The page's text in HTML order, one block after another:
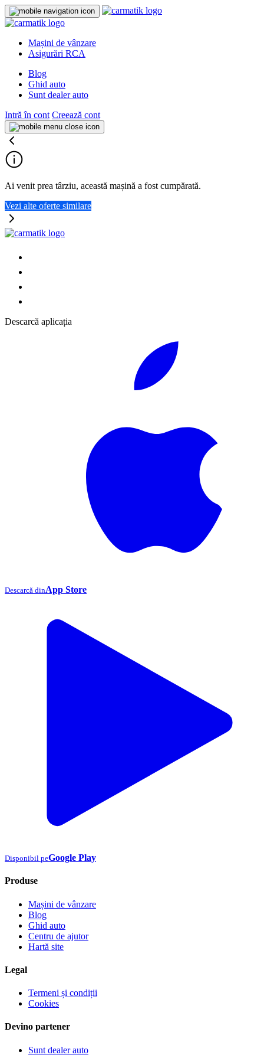
Mașini de vânzare
Asigurări RCA
Blog
Ghid auto
Sunt dealer auto
Intră în cont Creează cont
Ai venit prea târziu, această mașină a fost cumpărată.
Vezi alte oferte similare
Descarcă aplicația
Descarcă dinApp Store
Disponibil peGoogle Play
Produse
Mașini de vânzare
Blog
Ghid auto
Centru de ajutor
Hartă site
Legal
Termeni și condiții
Cookies
Devino partener
Sunt dealer auto